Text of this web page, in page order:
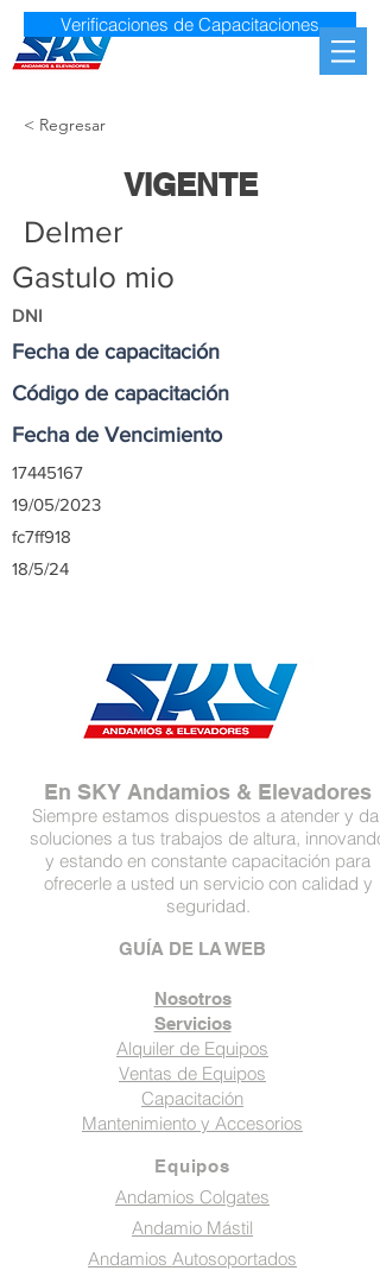
Verificaciones de Capacitaciones
< Regresar
VIGENTE
Delmer
Gastulo mio
DNI
Fecha de capacitación
Código de capacitación
Fecha de Vencimiento
17445167
19/05/2023
fc7ff918
18/5/24
En SKY Andamios & Elevadores
Siempre estamos dispuestos a atender y dar
soluciones a tus trabajos de altura, innovando
y estando en constante capacitación para
ofrecerle a usted un servicio con calidad y
seguridad.
GUÍA DE LA WEB
Nosotros
Servicios
Alquiler de Equipos
Ventas de Equipos
Capacitación
Mantenimiento y Accesorios
Equipos
Andamios Colgates
Andamio Mástil
Andamios Autosoportados